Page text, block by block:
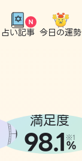
占い記事 今日の運勢
満足度
98.1 ※1
%